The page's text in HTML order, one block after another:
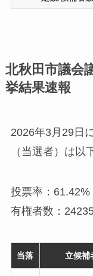
北秋田市議会
挙結果速報
2026年3月29日
（当選者）は以
投票率：61.42%
有権者数：
当落 立候補